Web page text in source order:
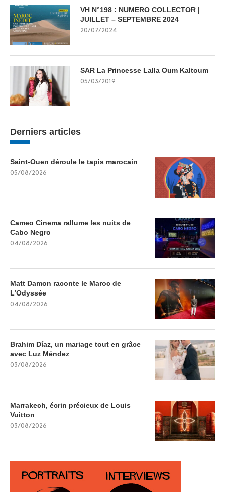
VH N°198 : NUMERO COLLECTOR |
JUILLET – SEPTEMBRE 2024
20/07/2024
SAR La Princesse Lalla Oum Kaltoum
05/03/2019
Derniers articles
Saint-Ouen déroule le tapis marocain
05/08/2026
Cameo Cinema rallume les nuits de
Cabo Negro
04/08/2026
Matt Damon raconte le Maroc de
L’Odyssée
04/08/2026
Brahim Díaz, un mariage tout en grâce
avec Luz Méndez
03/08/2026
Marrakech, écrin précieux de Louis
Vuitton
03/08/2026